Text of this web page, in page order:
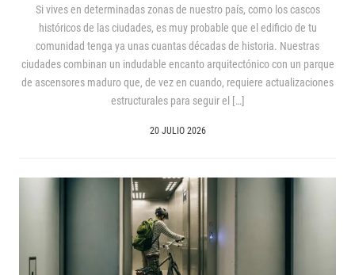
Si vives en determinadas zonas de nuestro país, como los cascos
históricos de las ciudades, es muy probable que el edificio de tu
comunidad tenga ya unas cuantas décadas de historia. Nuestras
ciudades combinan un indudable encanto arquitectónico con un parque
de ascensores maduro que, de vez en cuando, requiere actualizaciones
estructurales para seguir el […]
20 JULIO 2026